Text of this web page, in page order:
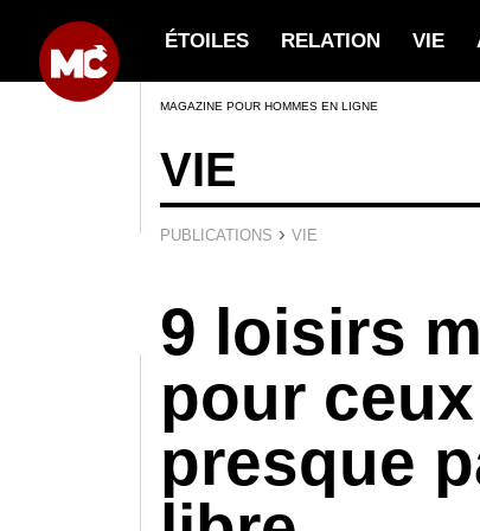
ÉTOILES RELATION VIE
MAGAZINE POUR HOMMES EN LIGNE
VIE
PUBLICATIONS › VIE
9 loisirs
pour
presque